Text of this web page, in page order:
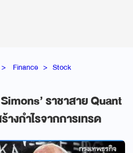
Finance Stock
ราชาสาย Quant
งกำไรจากการเทรด